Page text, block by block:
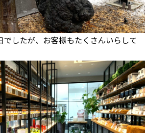
でしたが、お客様もたくさんいらして